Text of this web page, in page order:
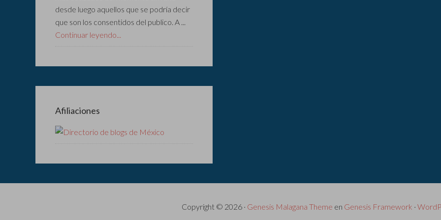
desde luego aquellos que se podría decir
que son los consentidos del publico. A ...
Continuar leyendo...
Afiliaciones
Copyright © 2026 · Genesis Malagana Theme en Genesis Framework ·